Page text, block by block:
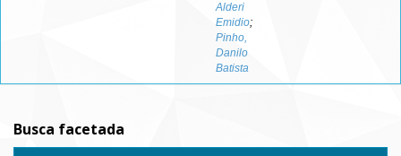
Alderi
Emidio;
Pinho,
Danilo
Batista
Busca facetada